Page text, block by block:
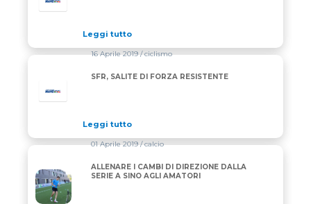
Leggi tutto
16 Aprile 2019/ ciclismo
SFR, SALITE DI FORZA RESISTENTE
Leggi tutto
ALLENARE I CAMBI DI DIREZIONE DALLA SERIE A
01 Aprile 2019/ calcio
ALLENARE I CAMBI DI DIREZIONE DALLA
SERIE A SINO AGLI AMATORI